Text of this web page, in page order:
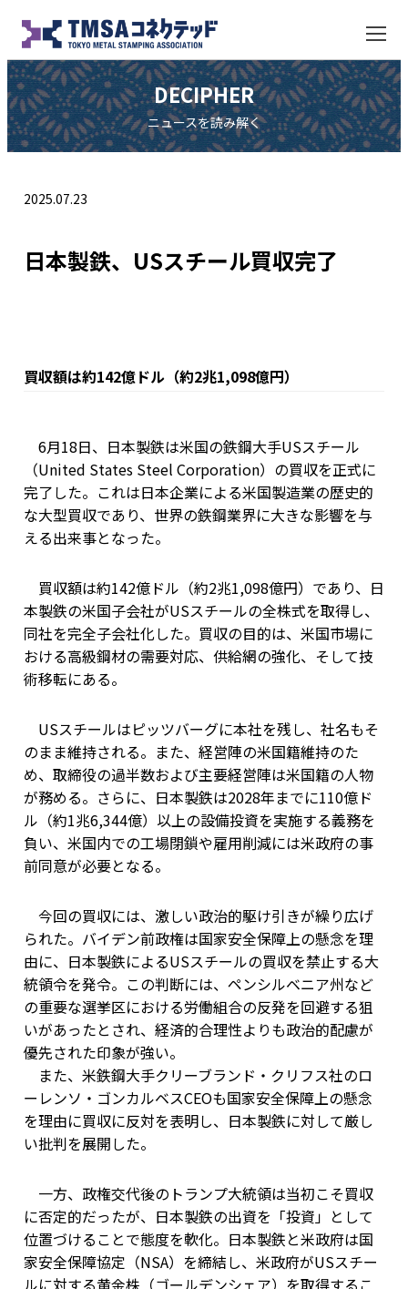
DECIPHER
ニュースを読み解く
2025.07.23
日本製鉄、USスチール買収完了
買収額は約142億ドル（約2兆1,098億円）
6月18日、日本製鉄は米国の鉄鋼大手USスチール
（United States Steel Corporation）の買収を正式に
完了した。これは日本企業による米国製造業の歴史的
な大型買収であり、世界の鉄鋼業界に大きな影響を与
える出来事となった。
買収額は約142億ドル（約2兆1,098億円）であり、日
本製鉄の米国子会社がUSスチールの全株式を取得し、
同社を完全子会社化した。買収の目的は、米国市場に
おける高級鋼材の需要対応、供給網の強化、そして技
術移転にある。
USスチールはピッツバーグに本社を残し、社名もそ
のまま維持される。また、経営陣の米国籍維持のた
め、取締役の過半数および主要経営陣は米国籍の人物
が務める。さらに、日本製鉄は2028年までに110億ド
ル（約1兆6,344億）以上の設備投資を実施する義務を
負い、米国内での工場閉鎖や雇用削減には米政府の事
前同意が必要となる。
今回の買収には、激しい政治的駆け引きが繰り広げ
られた。バイデン前政権は国家安全保障上の懸念を理
由に、日本製鉄によるUSスチールの買収を禁止する大
統領令を発令。この判断には、ペンシルベニア州など
の重要な選挙区における労働組合の反発を回避する狙
いがあったとされ、経済的合理性よりも政治的配慮が
優先された印象が強い。
また、米鉄鋼大手クリーブランド・クリフス社のロ
ーレンソ・ゴンカルベスCEOも国家安全保障上の懸念
を理由に買収に反対を表明し、日本製鉄に対して厳し
い批判を展開した。
一方、政権交代後のトランプ大統領は当初こそ買収
に否定的だったが、日本製鉄の出資を「投資」として
位置づけることで態度を軟化。日本製鉄と米政府は国
家安全保障協定（NSA）を締結し、米政府がUSスチー